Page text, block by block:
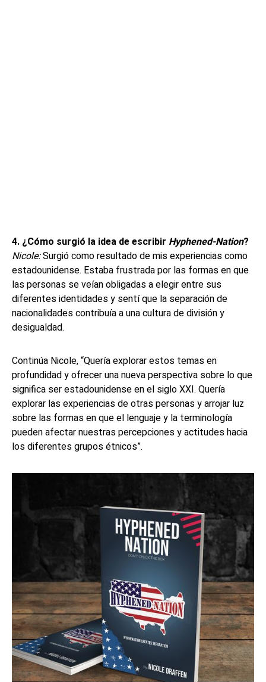
4. ¿Cómo surgió la idea de escribir Hyphened-Nation?
Nicole:Surgió como resultado de mis experiencias como
estadounidense. Estaba frustrada por las formas en que
las personas se veían obligadas a elegir entre sus
diferentes identidades y sentí que la separación de
nacionalidades contribuía a una cultura de división y
desigualdad.
Continúa Nicole, “Quería explorar estos temas en
profundidad y ofrecer una nueva perspectiva sobre lo que
significa ser estadounidense en el siglo XXI. Quería
explorar las experiencias de otras personas y arrojar luz
sobre las formas en que el lenguaje y la terminología
pueden afectar nuestras percepciones y actitudes hacia
los diferentes grupos étnicos”.